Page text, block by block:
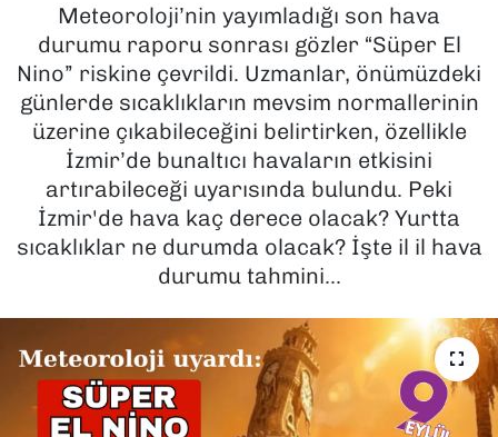
Meteoroloji’nin yayımladığı son hava
durumu raporu sonrası gözler “Süper El
Nino” riskine çevrildi. Uzmanlar, önümüzdeki
günlerde sıcaklıkların mevsim normallerinin
üzerine çıkabileceğini belirtirken, özellikle
İzmir’de bunaltıcı havaların etkisini
artırabileceği uyarısında bulundu. Peki
İzmir'de hava kaç derece olacak? Yurtta
sıcaklıklar ne durumda olacak? İşte il il hava
durumu tahmini...
MAGAZİN
POLİTİKA
SAĞLIK
SPOR
TEKNOLOJİ
YEREL YÖNETİMLER
Haber Arşivi